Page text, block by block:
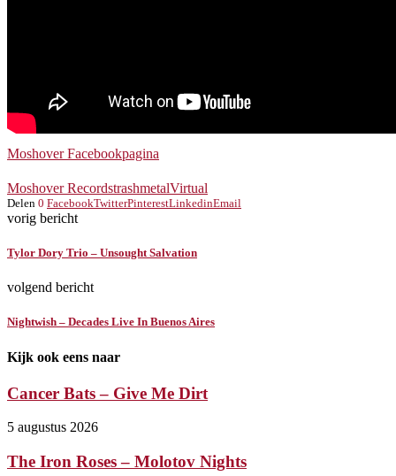
Moshover Facebookpagina
Moshover RecordstrashmetalVirtual
Delen 0 FacebookTwitterPinterestLinkedinEmail
vorig bericht
Tylor Dory Trio – Unsought Salvation
volgend bericht
Nightwish – Decades Live In Buenos Aires
Kijk ook eens naar
Cancer Bats – Give Me Dirt
5 augustus 2026
The Iron Roses – Molotov Nights